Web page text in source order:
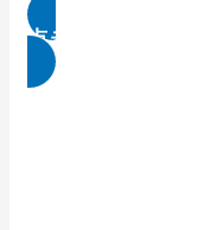
点击免费领取